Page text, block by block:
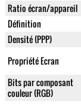
Ratio écran/appareil
Définition
Densité (PPP)
Propriété Ecran
Bits par composant
couleur (RGB)